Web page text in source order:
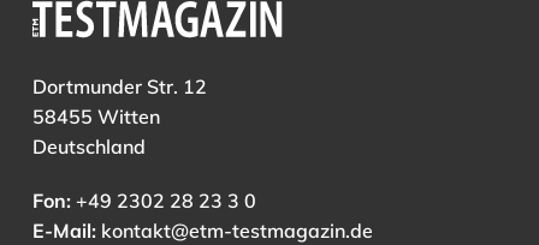
Dortmunder Str. 12
58455 Witten
Deutschland
Fon:+49 2302 28 23 3 0
E-Mail: kontakt@etm-testmagazin.de